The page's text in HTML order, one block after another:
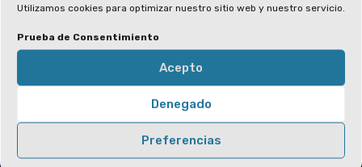
Utilizamos cookies para optimizar nuestro sitio web y nuestro servicio.
Prueba de Consentimiento
Acepto
Denegado
Preferencias
Elecciones 2026
Solicitud de voluntarios para las